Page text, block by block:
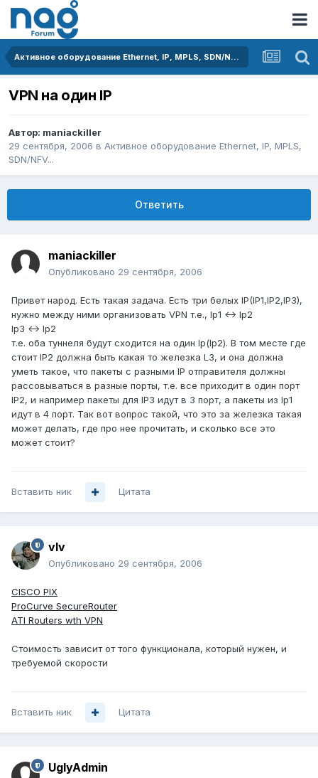
Активное оборудование Ethernet, IP, MPLS, SDN/NFV...
VPN на один IP
Автор: maniackiller
29 сентября, 2006 в Активное оборудование Ethernet, IP, MPLS,
SDN/NFV...
Ответить
maniackiller
Опубликовано 29 сентября, 2006
Привет народ. Есть такая задача. Есть три белых IP(IP1,IP2,IP3),
нужно между ними организовать VPN т.е., Ip1 <-> Ip2
Ip3 <-> Ip2
т.е. оба туннеля будут сходится на один Ip(Ip2). В том месте где
стоит IP2 должна быть какая то железка L3, и она должна
уметь такое, что пакеты с разными IP отправителя должны
рассовываться в разные порты, т.е. все приходит в один порт
IP2, и например пакеты для IP3 идут в 3 порт, а пакеты из Ip1
идут в 4 порт. Так вот вопрос такой, что это за железка такая
может делать, где про нее прочитать, и сколько все это
может стоит?
Вставить ник Цитата
vIv
Опубликовано 29 сентября, 2006
CISCO PIX
ProCurve SecureRouter
ATI Routers wth VPN
Стоимость зависит от того функционала, который нужен, и
требуемой скорости
Вставить ник Цитата
UglyAdmin